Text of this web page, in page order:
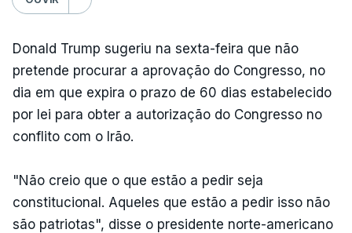
Donald Trump sugeriu na sexta-feira que não
pretende procurar a aprovação do Congresso, no
dia em que expira o prazo de 60 dias estabelecido
por lei para obter a autorização do Congresso no
conflito com o Irão.
"Não creio que o que estão a pedir seja
constitucional. Aqueles que estão a pedir isso não
são patriotas", disse o presidente norte-americano